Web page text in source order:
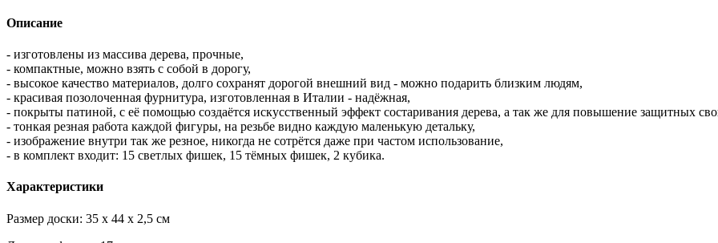
Описание
- изготовлены из массива дерева, прочные,
- компактные, можно взять с собой в дорогу,
- высокое качество материалов, долго сохранят дорогой внешний вид - можно подарить близким людям,
- красивая позолоченная фурнитура, изготовленная в Италии - надёжная,
- покрыты патиной, с её помощью создаётся искусственный эффект состаривания дерева, а так же для повышение защитных
- тонкая резная работа каждой фигуры, на резьбе видно каждую маленькую детальку,
- изображение внутри так же резное, никогда не сотрётся даже при частом использование,
- в комплект входит: 15 светлых фишек, 15 тёмных фишек, 2 кубика.
Характеристики
Размер доски: 35 x 44 x 2,5 см